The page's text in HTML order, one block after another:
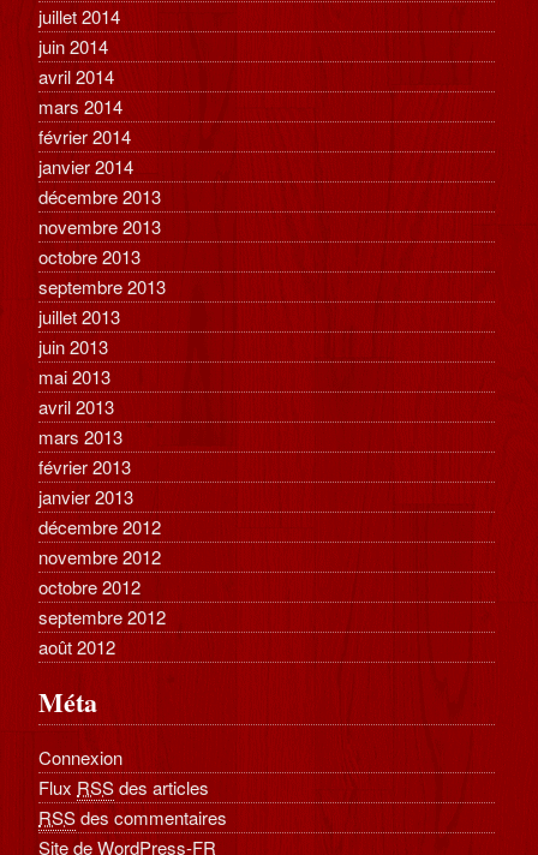
juillet 2014
juin 2014
avril 2014
mars 2014
février 2014
janvier 2014
décembre 2013
novembre 2013
octobre 2013
septembre 2013
juillet 2013
juin 2013
mai 2013
avril 2013
mars 2013
février 2013
janvier 2013
décembre 2012
novembre 2012
octobre 2012
septembre 2012
août 2012
Méta
Connexion
Flux RSSdes articles
RSSdes commentaires
Site de WordPress-FR